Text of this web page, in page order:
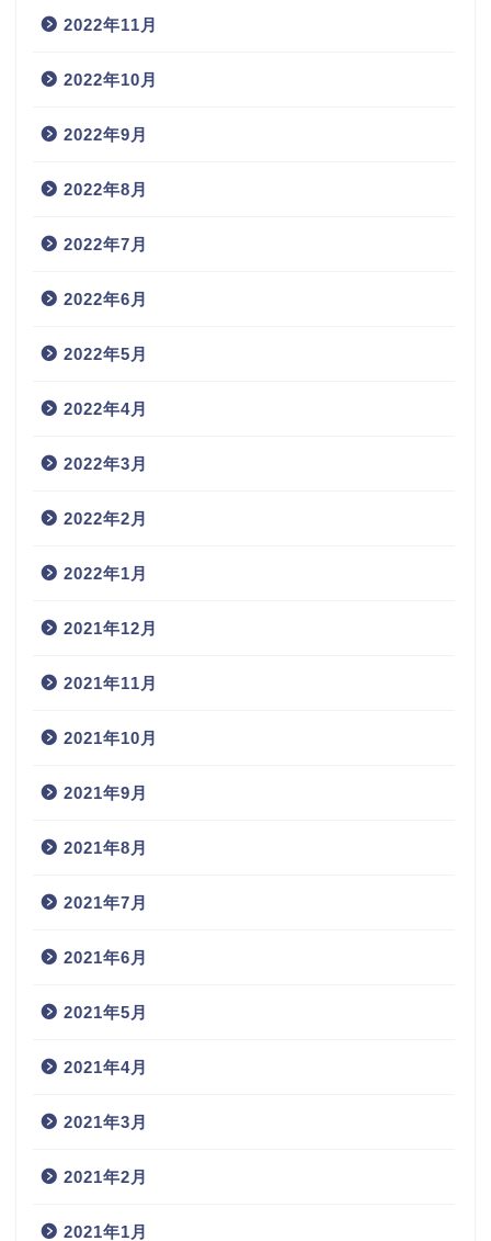
2022年11月
2022年10月
2022年9月
2022年8月
2022年7月
2022年6月
2022年5月
2022年4月
2022年3月
2022年2月
2022年1月
2021年12月
2021年11月
2021年10月
2021年9月
2021年8月
2021年7月
2021年6月
2021年5月
2021年4月
2021年3月
2021年2月
2021年1月